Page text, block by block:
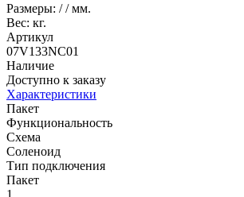
Размеры: //мм.
Вес: кг.
Артикул
07V133NC01
Наличие
Доступно к заказу
Характеристики
Пакет
Функциональность
Схема
Соленоид
Тип подключения
Пакет
1